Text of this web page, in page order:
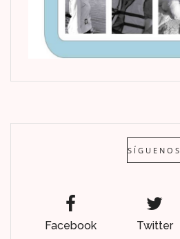
SÍGUENOS
Facebook Twitter